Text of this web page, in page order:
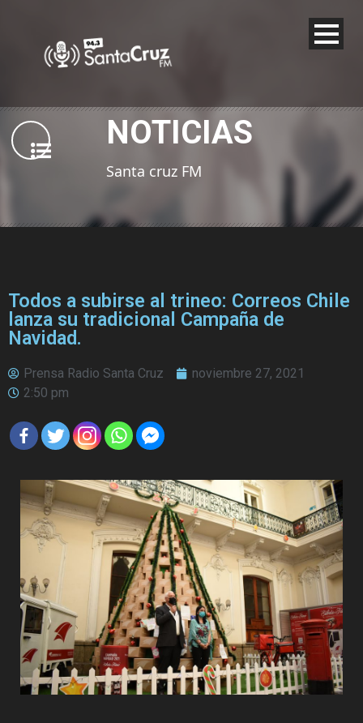
NOTICIAS
Santa cruz FM
Todos a subirse al trineo: Correos Chile
lanza su tradicional Campaña de
Navidad.
Prensa Radio Santa Cruz
noviembre 27, 2021
2:50 pm